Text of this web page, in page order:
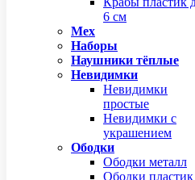
6 см
Мех
Наборы
Наушники тёплые
Невидимки
Невидимки
простые
Невидимки с
украшением
Ободки
Ободки металл
Ободки пластик